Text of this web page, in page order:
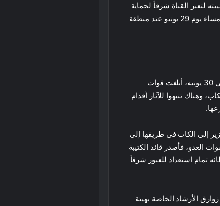
لتعبر القناة شرقاً لحماية
رجال سلاح المهندسين المصريين أثناء عملية زرع ألغام على الضفة الشرقية من القناة مساء يوم 29 يونيو عند منطقة
وقد أهلت بشائر الصباح قبل التمكن من تلغيم منطقة رأس العش، وعند ظهر اليوم التالي 30 يونيه، أبلغت قوات
وهناك تنبهوا للآثار أقدام
إلى الكاب فى طريقها إلى
العدو، فأصدر قائد الكتيبة
تمام استعداد للعبور شرقاً
الأرشاد الخاصة بهيئة